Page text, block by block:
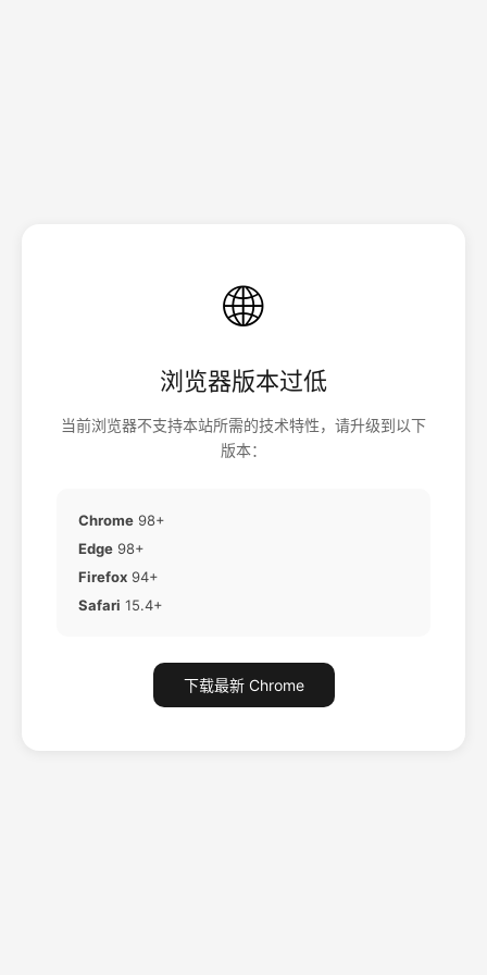
🌐
浏览器版本过低
当前浏览器不支持本站所需的技术特性，请升级到以下
版本：
Chrome 98+
Edge 98+
Firefox 94+
Safari 15.4+
下载最新 Chrome